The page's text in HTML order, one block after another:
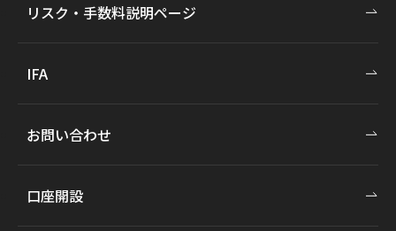
リスク・手数料説明ページ
IFA
お問い合わせ
口座開設